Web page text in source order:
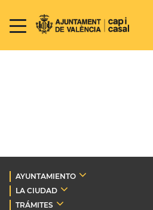
AYUNTAMIENTO
LA CIUDAD
TRÁMITES